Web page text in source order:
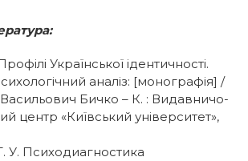
Української ідентичності.
аналіз: [монографія] /
Бичко – К. : Видавничо-
центр «Київський університет»,
У. Психодиагностика